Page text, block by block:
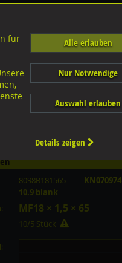
8098B181565
KN070974
10.9 blank
MF18 × 1,5 × 65
10/5 Stück
für
Alle erlauben
Nur Notwendige
Auswahl erlauben
Details zeigen